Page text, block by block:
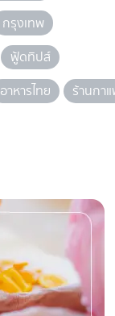
กรุงเทพ
ฟู้ดทิปส์
อาหารไทย
ร้านกา